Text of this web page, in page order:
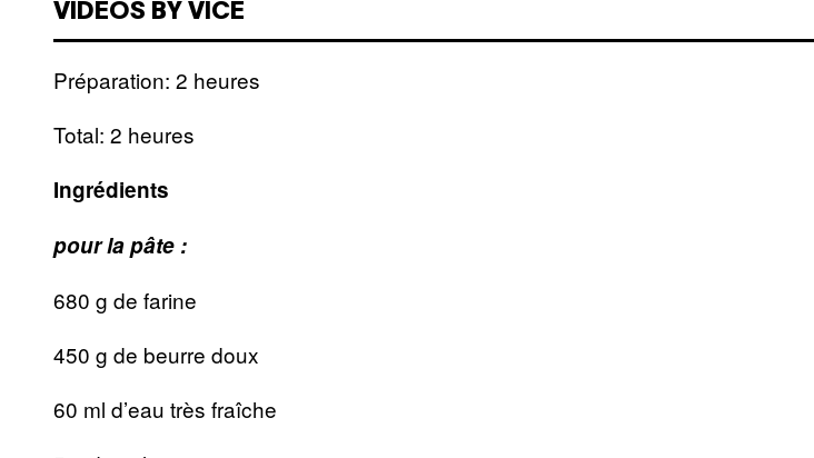
VIDEOS BY VICE
Préparation: 2 heures
Total: 2 heures
Ingrédients
pour la pâte :
680 g de farine
450 g de beurre doux
60 ml d’eau très fraîche